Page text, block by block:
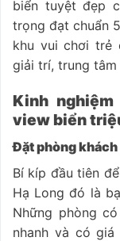
biển tuyệt đẹp
trọng đạt chuẩn
khu vui chơi trẻ
giải trí, trung tâm
Kinh
view biển
Đặt phòng
Bí kíp đầu tiên
Hạ Long đó là
Những phòng
nhanh và có